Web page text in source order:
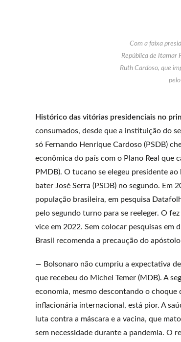
Com a faixa
República de Itamar
Ruth Cardoso, que
Histórico das vitórias presidenciais no
consumados, desde que a instituição do
só Fernando Henrique Cardoso (PSDB)
econômica do país com o Plano Real que
PMDB). O tucano se elegeu presidente
bater José Serra (PSDB) no segundo.
população brasileira, em pesquisa
pelo segundo turno para se reeleger. O
vice em 2022. Sem colocar pesquisas em
Brasil recomenda a precaução do
— Bolsonaro não cumpriu a expectativa
que recebeu do Michel Temer (MDB). A
economia, mesmo descontando o choque
inflacionária internacional, está pior. A
luta contra a máscara e a vacina, que
sem necessidade durante a pandemia. O